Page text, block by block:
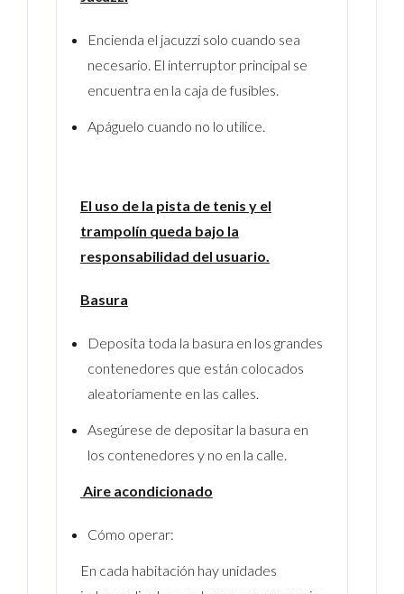
Encienda el jacuzzi solo cuando sea
necesario. El interruptor principal se
encuentra en la caja de fusibles.
Apáguelo cuando no lo utilice.
El uso de la pista de tenis y el
trampolín queda bajo la
responsabilidad del usuario.
Basura
Deposita toda la basura en los grandes
contenedores que están colocados
aleatoriamente en las calles.
Asegúrese de depositar la basura en
los contenedores y no en la calle.
Aire acondicionado
Cómo operar:
En cada habitación hay unidades